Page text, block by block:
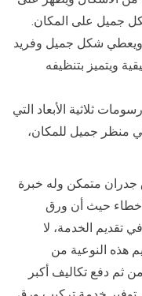
جميل على المكان.
ويعطي شكل جميل وفريد
ويتميز بتنظيفه
ثلاثية الأبعاد التي
منظر جميل للمكان،
جدران متمكن وله خبرة
حيث أن ورق
تقديم الخدمة، لا
هذه النوعية من
ثم دفع تكاليف أكبر